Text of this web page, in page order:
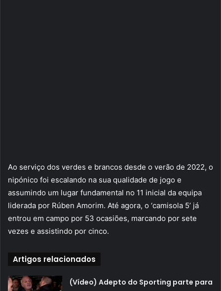
Ao serviço dos verdes e brancos desde o verão de 2022, o
nipónico foi escalando na sua qualidade de jogo e
assumindo um lugar fundamental no 11 inicial da equipa
liderada por Rúben Amorim. Até agora, o ‘camisola 5’ já
entrou em campo por 53 ocasiões, marcando por sete
vezes e assistindo por cinco.
Artigos relacionados
(Vídeo) Adepto do Sporting parte para